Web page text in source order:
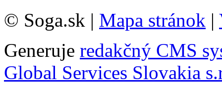
© Soga.sk | Mapa stránok |
Generuje redakčný CMS
Global Services Slovakia